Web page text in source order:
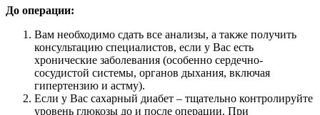
До операции:
Вам необходимо сдать все анализы, а также получить
консультацию специалистов, если у Вас есть
хронические заболевания (особенно сердечно-
сосудистой системы, органов дыхания, включая
гипертензию и астму).
Если у Вас сахарный диабет – тщательно контролируйте
уровень глюкозы до и после операции. При